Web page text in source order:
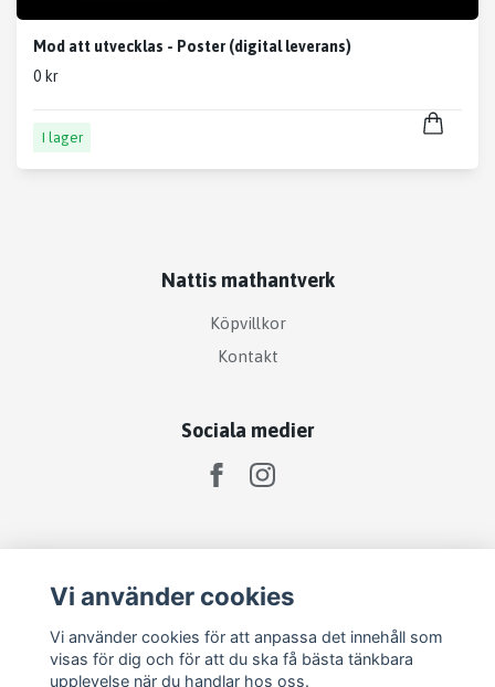
Mod att utvecklas - Poster (digital leverans)
0 kr
I lager
Nattis mathantverk
Köpvillkor
Kontakt
Sociala medier
Vi använder cookies
Vi använder cookies för att anpassa det innehåll som
visas för dig och för att du ska få bästa tänkbara
upplevelse när du handlar hos oss.